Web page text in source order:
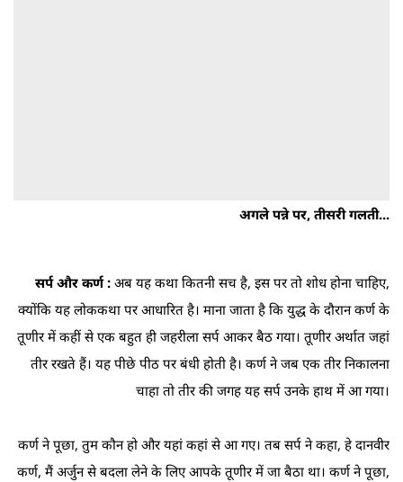
अगले पन्ने पर, तीसरी गलती...
सर्प और कर्ण : अब यह कथा कितनी सच है, इस पर तो शोध होना चाहिए,
क्योंकि यह लोककथा पर आधारित है। माना जाता है कि युद्ध के दौरान कर्ण के
तूणीर में कहीं से एक बहुत ही जहरीला सर्प आकर बैठ गया। तूणीर अर्थात जहां
तीर रखते हैं। यह पीछे पीठ पर बंधी होती है। कर्ण ने जब एक तीर निकालना
चाहा तो तीर की जगह यह सर्प उनके हाथ में आ गया।
कर्ण ने पूछा, तुम कौन हो और यहां कहां से आ गए। तब सर्प ने कहा, हे दानवीर
कर्ण, मैं अर्जुन से बदला लेने के लिए आपके तूणीर में जा बैठा था। कर्ण ने पूछा,